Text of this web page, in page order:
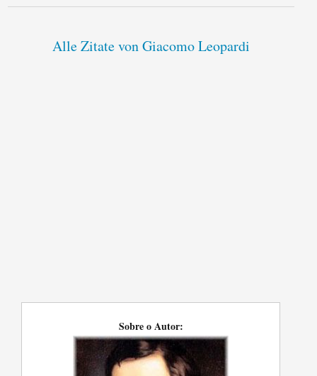
Alle Zitate von Giacomo Leopardi
Sobre o Autor: